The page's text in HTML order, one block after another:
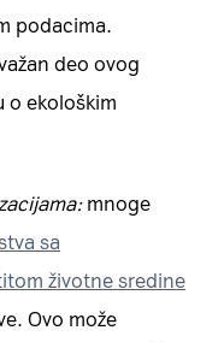
podacima.
deo ovog
o ekološkim
mnoge
sa
životne sredine
Ovo može